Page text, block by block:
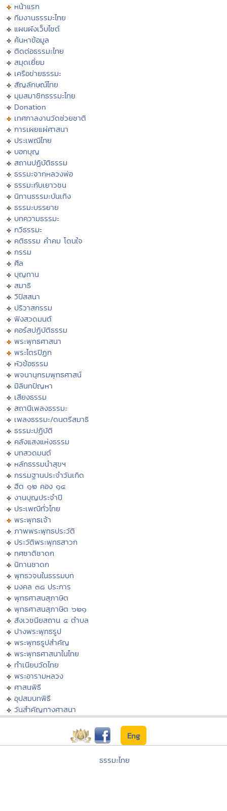
หน้าแรก
ทีมงานธรรมะไทย
แผนผังเว็บไซต์
ค้นหาข้อมูล
ติดต่อธรรมะไทย
สมุดเยี่ยม
เครือข่ายธรรมะ
สัญลักษณ์ไทย
มุมสมาชิกธรรมะไทย
Donation
เทศกาลงานวัดช่วยชาติ
การเผยแผ่ศาสนา
ประเพณีไทย
บอกบุญ
สถานปฏิบัติธรรม
ธรรมะจากหลวงพ่อ
ธรรมะกับเยาวชน
นิทานธรรมะบันเทิง
ธรรมะบรรยาย
บทความธรรมะ
กวีธรรมะ
คติธรรม คำคม โดนใจ
กรรม
ศีล
บุญทาน
สมาธิ
วิปัสสนา
ปริวาสกรรม
ฟังสวดมนต์
คอร์สปฏิบัติธรรม
พระพุทธศาสนา
พระไตรปิฏก
หัวข้อธรรม
พจนานุกรมพุทธศาสน์
มิลินทปัญหา
เสียงธรรม
สถานีเพลงธรรมะ
เพลงธรรมะ/ดนตรีสมาธิ
ธรรมะปฏิบัติ
คลังแสงแห่งธรรม
บทสวดมนต์
หลักธรรมนำสุขฯ
กรรมฐานประจำวันเกิด
ฮีต ๑๒ คอง ๑๔
งานบุญประจำปี
ประเพณีทั่วไทย
พระพุทธเจ้า
ภาพพระพุทธประวัติ
ประวัติพระพุทธสาวก
ทศชาติชาดก
นิทานชาดก
พุทธวจนในธรรมบท
มงคล ๓๘ ประการ
พุทธศาสนสุภาษิต
พุทธศาสนสุภาษิต ๖๒๑
สังเวชนียสถาน ๔ ตำบล
ปางพระพุทธรูป
พระพุทธรูปสำคัญ
พระพุทธศาสนาในไทย
ทำเนียบวัดไทย
พระอารามหลวง
ศาสนพิธี
อุปสมบทพิธี
วันสำคัญทางศาสนา
Eng
ธรรมะไทย